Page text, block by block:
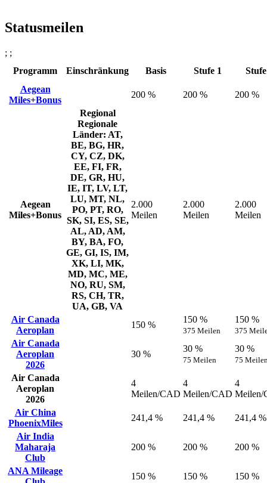
Statusmeilen
; ;
Programm
Einschränkung Basis Stufe 1
Aegean
Miles+Bonus
200 % 200 % 200 %
Aegean
Miles+Bonus
Regional
Regionale
Länder: AT,
BE, BG, HR,
CY, CZ, DK,
EE, FI, FR,
DE, GR, HU,
IE, IT, LV, LT,
LU, MT, NL,
PO, PT, RO,
SK, SI, ES, SE,
AL, AD, AM,
BY, BA, FO,
GE, GI, IS, IM,
XK, LI, MK,
MD, MC, ME,
NO, RU, SM,
RS, CH, TR,
UA, GB, VA
2.000
Meilen
2.000
Meilen
2.000
Meilen
Air Canada
Aeroplan
150 %
150 %
375 Meilen
150 %
375
Air Canada
Aeroplan
2026
30 %
30 %
75 Meilen
30 %
75
Air Canada
Aeroplan
2026
4
Meilen/CAD
4
Meilen/CAD
4
Meilen/
Air China
PhoenixMiles
241,4 % 241,4 %
241,4 %
Air India
Maharaja
Club
200 % 200 % 200 %
ANA Mileage
150 % 150 % 150 %